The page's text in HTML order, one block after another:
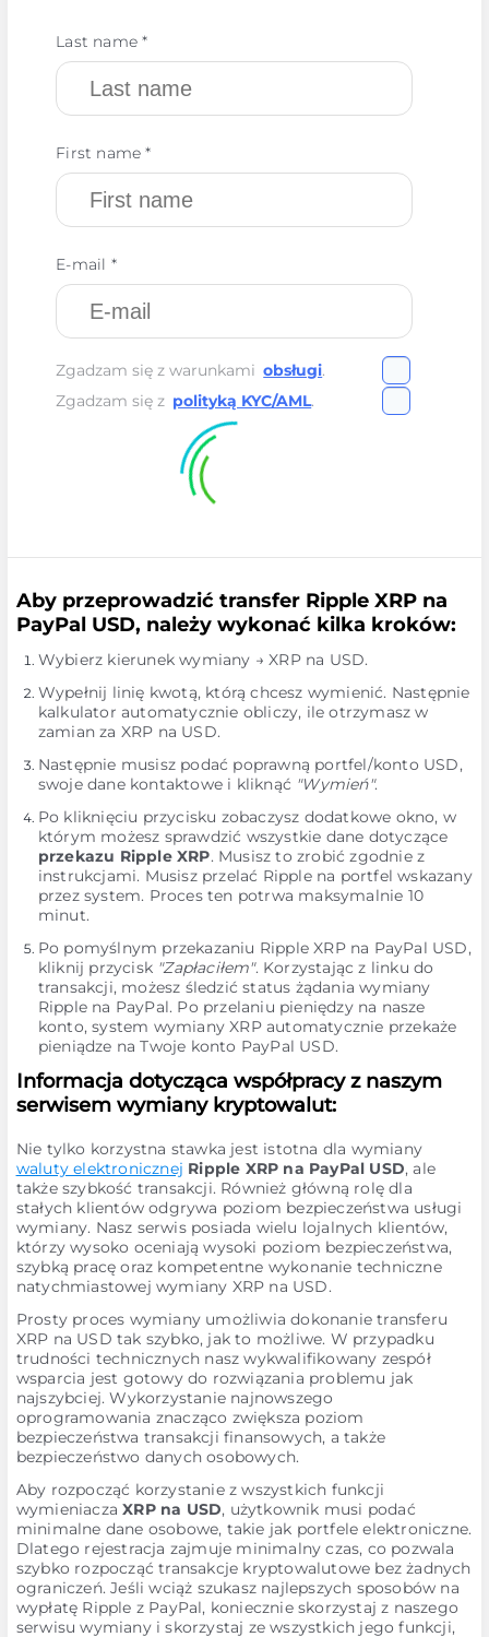
Last name *
First name *
E-mail *
Zgadzam się z warunkami obsługi.
Zgadzam się z polityką KYC/AML.
Aby przeprowadzić transfer Ripple XRP na
PayPal USD, należy wykonać kilka kroków:
Wybierz kierunek wymiany → XRP na USD.
Wypełnij linię kwotą, którą chcesz wymienić. Następnie
kalkulator automatycznie obliczy, ile otrzymasz w
zamian za XRP na USD.
Następnie musisz podać poprawną portfel/konto USD,
swoje dane kontaktowe i kliknąć "Wymień".
Po kliknięciu przycisku zobaczysz dodatkowe okno, w
którym możesz sprawdzić wszystkie dane dotyczące
przekazu Ripple XRP. Musisz to zrobić zgodnie z
instrukcjami. Musisz przelać Ripple na portfel wskazany
przez system. Proces ten potrwa maksymalnie 10
minut.
Po pomyślnym przekazaniu Ripple XRP na PayPal USD,
kliknij przycisk "Zapłaciłem". Korzystając z linku do
transakcji, możesz śledzić status żądania wymiany
Ripple na PayPal. Po przelaniu pieniędzy na nasze
konto, system wymiany XRP automatycznie przekaże
pieniądze na Twoje konto PayPal USD.
Informacja dotycząca współpracy z naszym
serwisem wymiany kryptowalut:
Nie tylko korzystna stawka jest istotna dla wymiany
waluty elektronicznej Ripple XRP na PayPal USD, ale
także szybkość transakcji. Również główną rolę dla
stałych klientów odgrywa poziom bezpieczeństwa usługi
wymiany. Nasz serwis posiada wielu lojalnych klientów,
którzy wysoko oceniają wysoki poziom bezpieczeństwa,
szybką pracę oraz kompetentne wykonanie techniczne
natychmiastowej wymiany XRP na USD.
Prosty proces wymiany umożliwia dokonanie transferu
XRP na USD tak szybko, jak to możliwe. W przypadku
trudności technicznych nasz wykwalifikowany zespół
wsparcia jest gotowy do rozwiązania problemu jak
najszybciej. Wykorzystanie najnowszego
oprogramowania znacząco zwiększa poziom
bezpieczeństwa transakcji finansowych, a także
bezpieczeństwo danych osobowych.
Aby rozpocząć korzystanie z wszystkich funkcji
wymieniaczaXRP na USD, użytkownik musi podać
minimalne dane osobowe, takie jak portfele elektroniczne.
Dlatego rejestracja zajmuje minimalny czas, co pozwala
szybko rozpocząć transakcje kryptowalutowe bez żadnych
ograniczeń. Jeśli wciąż szukasz najlepszych sposobów na
wypłatę Ripple z PayPal, koniecznie skorzystaj z naszego
serwisu wymiany i skorzystaj ze wszystkich jego funkcji,